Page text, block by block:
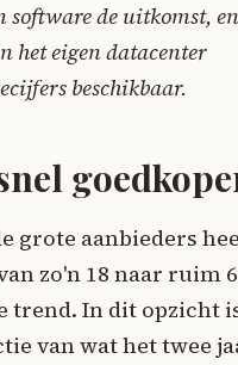
software de uitkomst,
het eigen datacenter
beschikbaar.
grote aanbieders
zo'n 18 naar ruim 6
trend. In dit opzicht
van wat het twee